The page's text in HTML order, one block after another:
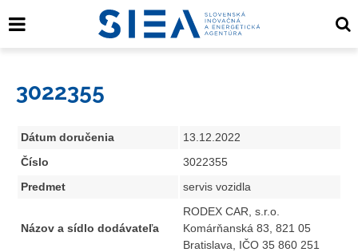
3022355
Dátum doručenia
13.12.2022
Číslo
3022355
Predmet
servis vozidla
Názov a sídlo dodávateľa
RODEX CAR, s.r.o.
Komárňanská 83, 821 05
Bratislava, IČO 35 860 251